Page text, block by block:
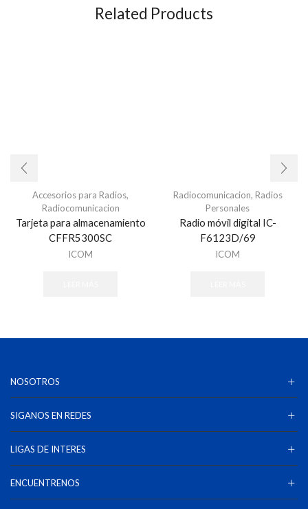
Related Products
Accesorios para Radios,
Radiocomunicacion
Tarjeta para almacenamiento
CFFR5300SC
ICOM
Radiocomunicacion, Radios
Personales
Radio móvil digital IC-
F6123D/69
ICOM
NOSOTROS
SIGANOS EN REDES
LIGAS DE INTERES
ENCUENTRENOS